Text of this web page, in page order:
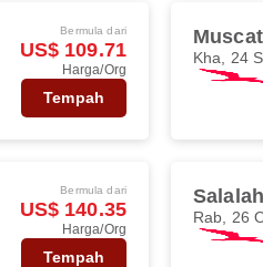
Bermula dari
US$ 109.71
Harga/Org
Tempah
Kha, 24
Bermula dari
US$ 140.35
Harga/Org
Tempah
Rab, 26